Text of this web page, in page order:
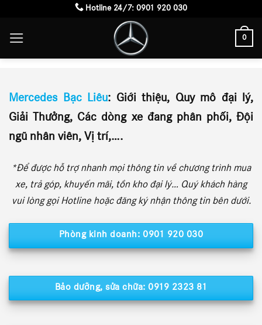
content
Hotline 24/7: 0901 920 030
0
Bạc Liêu
Mercedes Bạc Liêu: Giới thiệu, Quy mô đại lý,
Giải Thưởng, Các dòng xe đang phân phối, Đội
ngũ nhân viên, Vị trí,….
*Để được hỗ trợ nhanh mọi thông tin về chương trình mua
xe, trả góp, khuyến mãi, tồn kho đại lý… Quý khách hàng
vui lòng gọi Hotline hoặc đăng ký nhận thông tin bên dưới.
Phòng kinh doanh: 0901 920 030
Bảo dưỡng, sửa chữa: 0919 2323 81